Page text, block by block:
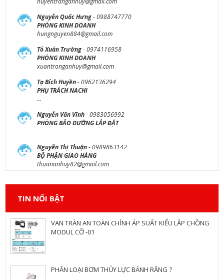
Nguyễn Quốc Hưng- 0988747770
PHÒNG KINH DOANH
hungnguyen884@gmail.com
Tô Xuân Trường- 0974116958
PHÒNG KINH DOANH
xuantronganhuy@gmail.com
Tạ Bích Huyền- 0962136294
PHỤ TRÁCH NACHI
...
Nguyễn Văn Vĩnh- 0983056992
PHÒNG BẢO DƯỠNG LẮP ĐẶT
Nguyễn Thị Thuận- 0989863142
BỘ PHẬN GIAO HÀNG
thuananhuy82@gmail.com
TIN NỐI BẬT
VAN TRÀN AN TOÀN CHỈNH ÁP SUẤT KIỂU LẮP CHỒNG
MODUL CỠ -01
PHÂN LOẠI BƠM THỦY LỰC BÁNH RĂNG ?